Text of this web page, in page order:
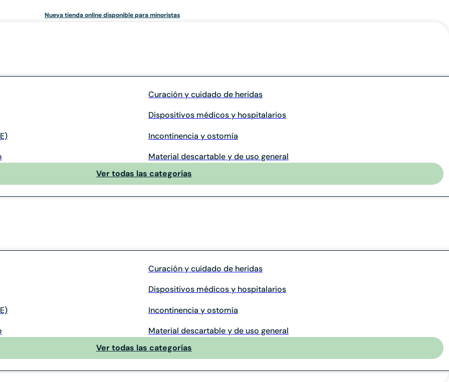
Nueva tienda online disponible para minoristas
Curación y cuidado de heridas
Dispositivos médicos y hospitalarios
Incontinencia y ostomía
Material descartable y de uso general
Ver todas las categorías
Curación y cuidado de heridas
Dispositivos médicos y hospitalarios
Incontinencia y ostomía
Material descartable y de uso general
Ver todas las categorías